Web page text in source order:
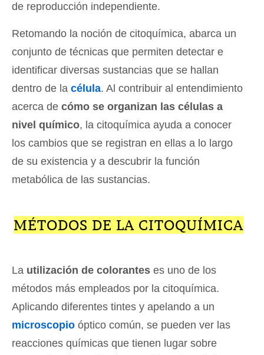
de reproducción independiente.
Retomando la noción de citoquímica, abarca un
conjunto de técnicas que permiten detectar e
identificar diversas sustancias que se hallan
dentro de la célula. Al contribuir al entendimiento
acerca de cómo se organizan las células a
nivel químico, la citoquímica ayuda a conocer
los cambios que se registran en ellas a lo largo
de su existencia y a descubrir la función
metabólica de las sustancias.
MÉTODOS DE LA CITOQUÍMICA
La utilización de colorantes es uno de los
métodos más empleados por la citoquímica.
Aplicando diferentes tintes y apelando a un
microscopio óptico común, se pueden ver las
reacciones químicas que tienen lugar sobre